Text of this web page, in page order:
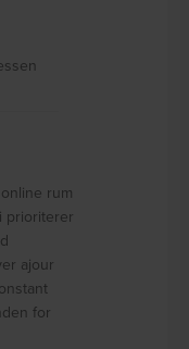
rum
prioriterer
ajour
for